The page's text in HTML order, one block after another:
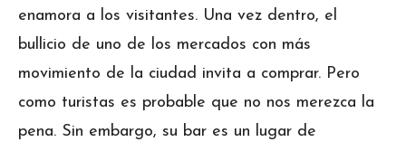
enamora a los visitantes. Una vez dentro, el
bullicio de uno de los mercados con más
movimiento de la ciudad invita a comprar. Pero
como turistas es probable que no nos merezca la
pena. Sin embargo, su bar es un lugar de